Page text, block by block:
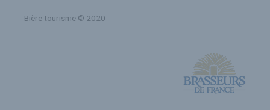
Bière tourisme © 2020